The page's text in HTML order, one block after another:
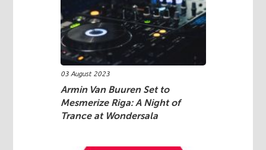
03 August 2023
Armin Van Buuren Set to
Mesmerize Riga: A Night of
Trance at Wondersala